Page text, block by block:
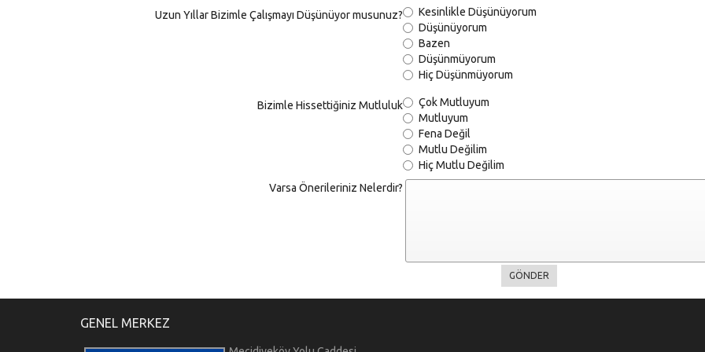
Uzun Yıllar Bizimle Çalışmayı Düşünüyor musunuz?
Kesinlikle Düşünüyorum
Düşünüyorum
Bazen
Düşünmüyorum
Hiç Düşünmüyorum
Bizimle Hissettiğiniz Mutluluk
Çok Mutluyum
Mutluyum
Fena Değil
Mutlu Değilim
Hiç Mutlu Değilim
Varsa Önerileriniz Nelerdir?
GENEL MERKEZ